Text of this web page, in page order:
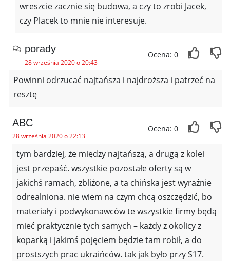
wreszcie zacznie się budowa, a czy to zrobi Jacek,
czy Placek to mnie nie interesuje.
porady
28 września 2020 o 20:43
Ocena: 0
Powinni odrzucać najtańsza i najdroższa i patrzeć na
resztę
ABC
28 września 2020 o 22:13
Ocena: 0
tym bardziej, że między najtańszą, a drugą z kolei
jest przepaść. wszystkie pozostałe oferty są w
jakichś ramach, zbliżone, a ta chińska jest wyraźnie
odrealniona. nie wiem na czym chcą oszczędzić, bo
materiały i podwykonawców te wszystkie firmy będą
mieć praktycznie tych samych – każdy z okolicy z
koparką i jakimś pojęciem będzie tam robił, a do
prostszych prac ukraińców. tak jak było przy S17.